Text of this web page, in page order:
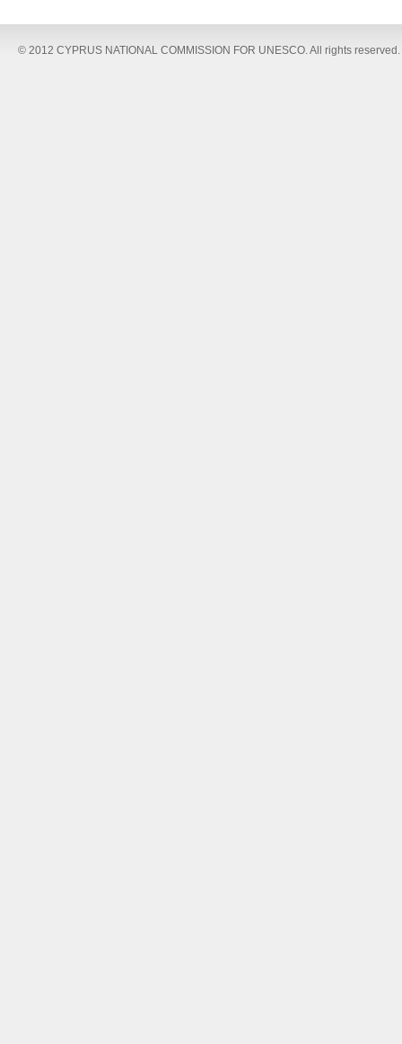
© 2012 CYPRUS NATIONAL COMMISSION FOR UNESCO. All rights reserved.